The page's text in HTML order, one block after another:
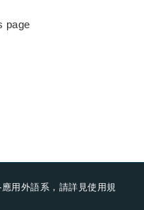
page
用外語系，請詳見使用規